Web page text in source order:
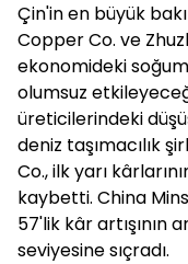
Çin'in en büyük
Copper Co. ve
ekonomideki
olumsuz
üreticilerindeki
deniz taşımacılık
Co., ilk yarı
kaybetti. China
57'lik kâr artışının
seviyesine sıçradı.